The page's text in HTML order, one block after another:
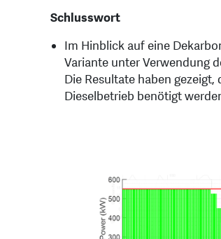
Schlusswort
Im Hinblick auf eine
Variante unter Verwendung
Die Resultate haben
Dieselbetrieb benötigt